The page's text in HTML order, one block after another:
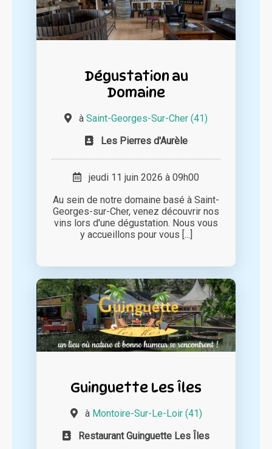
Dégustation au
Domaine
à Saint-Georges-Sur-Cher (41)
Les Pierres d'Aurèle
jeudi 11 juin 2026 à 09h00
Au sein de notre domaine basé à Saint-
Georges-sur-Cher, venez découvrir nos
vins lors d'une dégustation. Nous vous
y accueillons pour vous [...]
Guinguette Les Îles
à Montoire-Sur-Le-Loir (41)
Restaurant Guinguette Les Îles